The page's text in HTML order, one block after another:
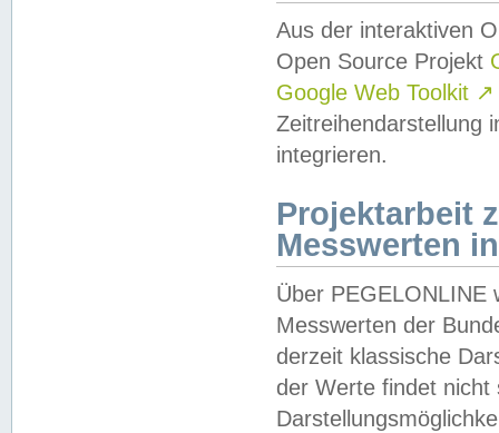
Aus der interaktiven
Open Source Projekt
Google Web Toolkit ↗
Zeitreihendarstellung
integrieren.
Projektarbeit
Messwerten
Über PEGELONLINE
Messwerten der
derzeit klassische
der Werte findet